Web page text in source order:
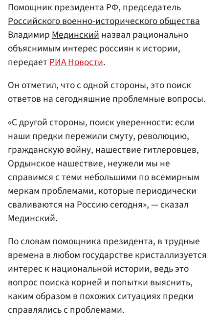
Помощник президента РФ, председатель
Российского военно-исторического общества
ВладимирМединскийназвал рационально
объяснимым интерес россиян к истории,
передаетРИА Новости.
Он отметил, что с одной стороны, это поиск
ответов на сегодняшние проблемные вопросы.
«С другой стороны, поиск уверенности: если
наши предки пережили смуту, революцию,
гражданскую войну, нашествие гитлеровцев,
Ордынское нашествие, неужели мы не
справимся с теми небольшими по всемирным
меркам проблемами, которые периодически
сваливаются на Россию сегодня», — сказал
Мединский.
По словам помощника президента, в трудные
времена в любом государстве кристаллизуется
интерес к национальной истории, ведь это
вопрос поиска корней и попытки выяснить,
каким образом в похожих ситуациях предки
справлялись с проблемами.